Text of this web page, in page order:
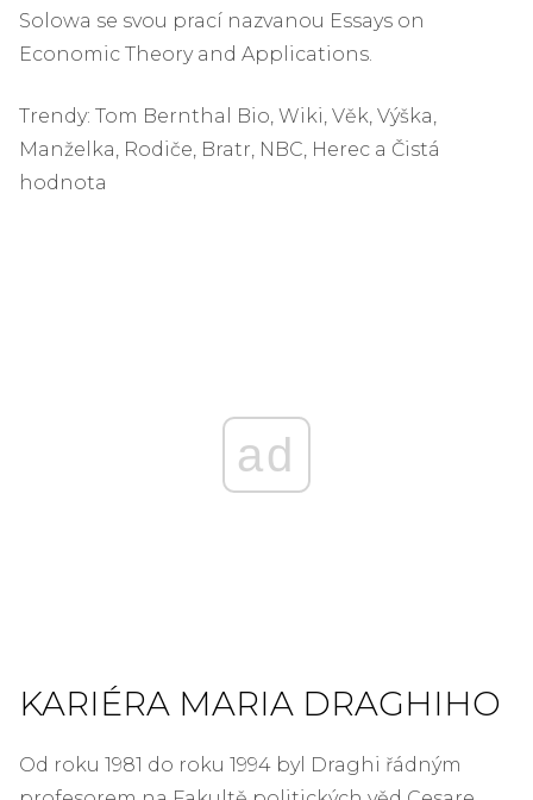
Solowa se svou prací nazvanou Essays on
Economic Theory and Applications.
Trendy: Tom Bernthal Bio, Wiki, Věk, Výška,
Manželka, Rodiče, Bratr, NBC, Herec a Čistá
hodnota
ad
KARIÉRA MARIA DRAGHIHO
Od roku 1981 do roku 1994 byl Draghi řádným